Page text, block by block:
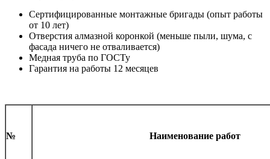
Сертифицированные монтажные бригады (опыт работы
от 10 лет)
Отверстия алмазной коронкой (меньше пыли, шума, с
фасада ничего не отваливается)
Медная труба по ГОСТу
Гарантия на работы 12 месяцев
№ Наименование работ